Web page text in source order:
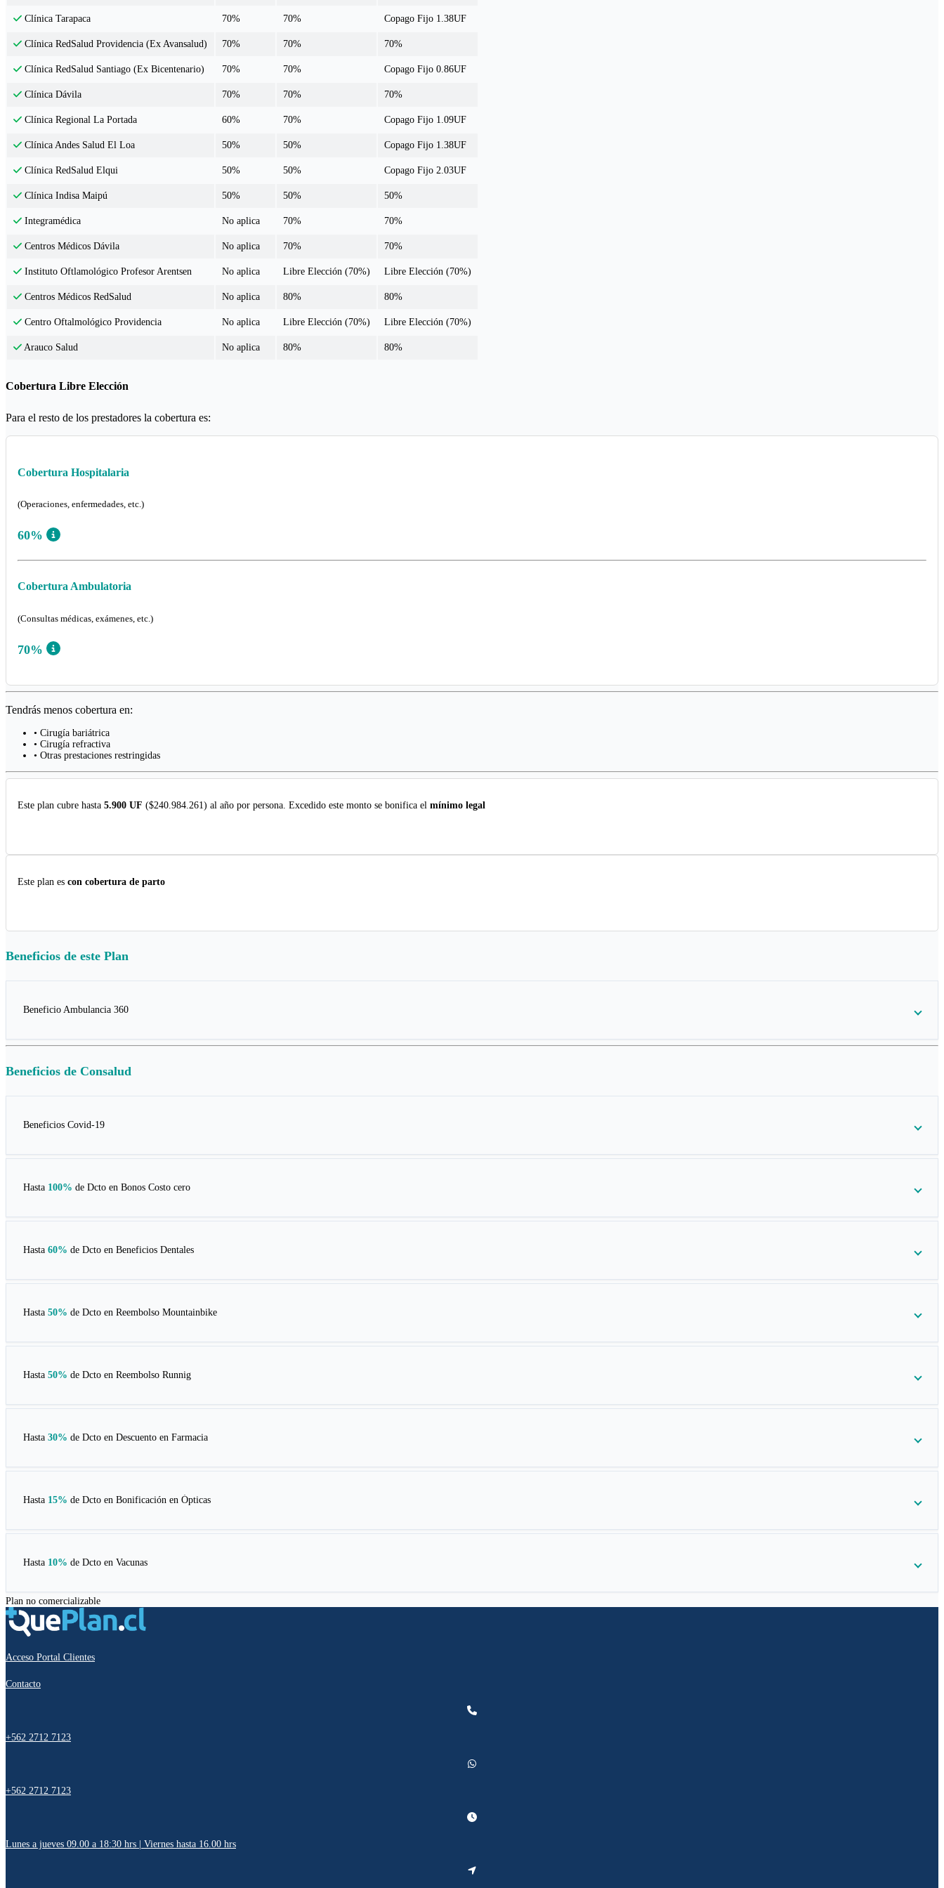
Clínica Tarapaca 70% 70% Copago Fijo 1.38UF
Clínica RedSalud Providencia (Ex Avansalud) 70% 70% 70%
Clínica RedSalud Santiago (Ex Bicentenario) 70% 70% Copago Fijo 0.86UF
Clínica Dávila 70% 70% 70%
Clínica Regional La Portada 60% 70% Copago Fijo 1.09UF
Clínica Andes Salud El Loa 50% 50% Copago Fijo 1.38UF
Clínica RedSalud Elqui 50% 50% Copago Fijo 2.03UF
Clínica Indisa Maipú 50% 50% 50%
Integramédica No aplica 70% 70%
Centros Médicos Dávila No aplica 70% 70%
Instituto Oftlamológico Profesor Arentsen No aplica Libre Elección (70%) Libre Elección (70%)
Centros Médicos RedSalud No aplica 80% 80%
Centro Oftalmológico Providencia No aplica Libre Elección (70%) Libre Elección (70%)
Arauco Salud No aplica 80% 80%
Cobertura Libre Elección
Para el resto de los prestadores la cobertura es:
Cobertura Hospitalaria
(Operaciones, enfermedades, etc.)
60%
Cobertura Ambulatoria
(Consultas médicas, exámenes, etc.)
70%
Tendrás menos cobertura en:
• Cirugía bariátrica
• Cirugía refractiva
• Otras prestaciones restringidas
Este plan cubre hasta 5.900 UF ($240.984.261) al año por persona. Excedido este monto se bonifica el mínimo legal
Este plan es con cobertura de parto
Beneficios de este Plan
Beneficio Ambulancia 360
Beneficios de Consalud
Beneficios Covid-19
Hasta 100% de Dcto en Bonos Costo cero
Hasta 60% de Dcto en Beneficios Dentales
Hasta 50% de Dcto en Reembolso Mountainbike
Hasta 50% de Dcto en Reembolso Runnig
Hasta 30% de Dcto en Descuento en Farmacia
Hasta 15% de Dcto en Bonificación en Ópticas
Hasta 10% de Dcto en Vacunas
Plan no comercializable
Acceso Portal Clientes
Contacto
+562 2712 7123
+562 2712 7123
Lunes a jueves 09.00 a 18:30 hrs | Viernes hasta 16.00 hrs